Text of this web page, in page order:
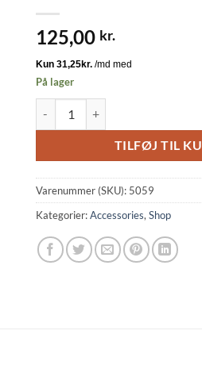
125,00 kr.
På lager
TILFØJ TIL
Varenummer (SKU): 5059
Kategorier:Accessories, Shop